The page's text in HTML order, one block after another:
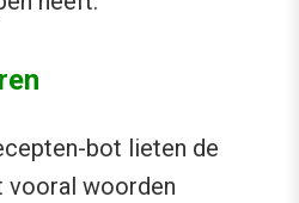
bot lieten de
vooral woorden